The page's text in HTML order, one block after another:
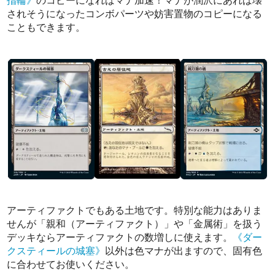
されそうになったコンボパーツや妨害置物のコピーになる
こともできます。
アーティファクトでもある土地です。特別な能力はありま
せんが「親和（アーティファクト）」や「金属術」を扱う
デッキならアーティファクトの数増しに使えます。
《ダー
クスティールの城塞》 以外は色マナが出ますので、固有色
に合わせてお使いください。